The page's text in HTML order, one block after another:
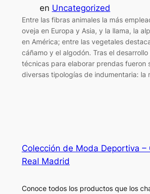
en Uncategorized
Entre las fibras animales la más
oveja en Europa y Asia, y la llama, la
en América; entre las vegetales
cáñamo y el algodón. Tras el
técnicas para elaborar prendas fueron
diversas tipologías de indumentaria: la
Colección de Moda Deportiva –
Real Madrid
Conoce todos los productos que los